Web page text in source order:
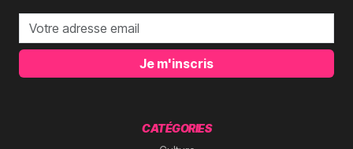
Je m'inscris
CATÉGORIES